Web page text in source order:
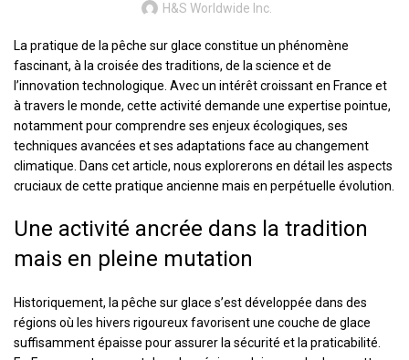
H&S Worldwide Inc.
La pratique de la pêche sur glace constitue un phénomène
fascinant, à la croisée des traditions, de la science et de
l’innovation technologique. Avec un intérêt croissant en France et
à travers le monde, cette activité demande une expertise pointue,
notamment pour comprendre ses enjeux écologiques, ses
techniques avancées et ses adaptations face au changement
climatique. Dans cet article, nous explorerons en détail les aspects
cruciaux de cette pratique ancienne mais en perpétuelle évolution.
Une activité ancrée dans la tradition
mais en pleine mutation
Historiquement, la pêche sur glace s’est développée dans des
régions où les hivers rigoureux favorisent une couche de glace
suffisamment épaisse pour assurer la sécurité et la praticabilité.